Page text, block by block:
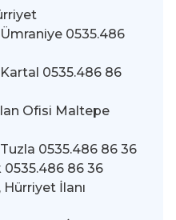
0535.486
0535.486 86
Ofisi Maltepe
0535.486 86 36
86 36
İlanı